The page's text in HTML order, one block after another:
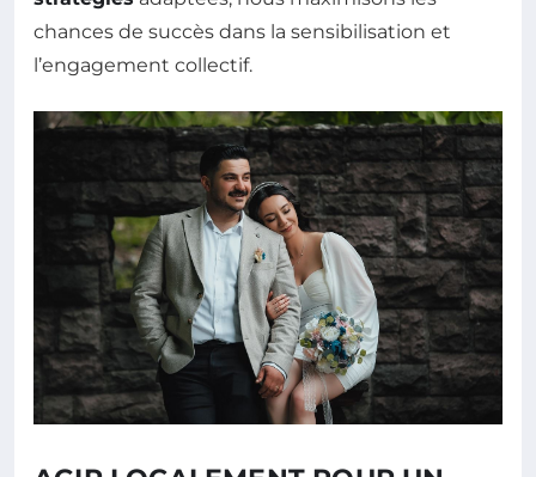
chances de succès dans la sensibilisation et
l’engagement collectif.